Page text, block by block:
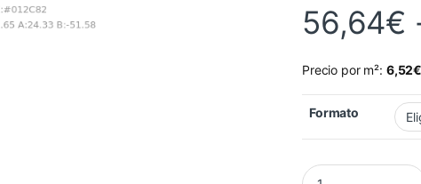
56,64€
Precio por m²: 6,52€
Formato
Vinilo Avery 700